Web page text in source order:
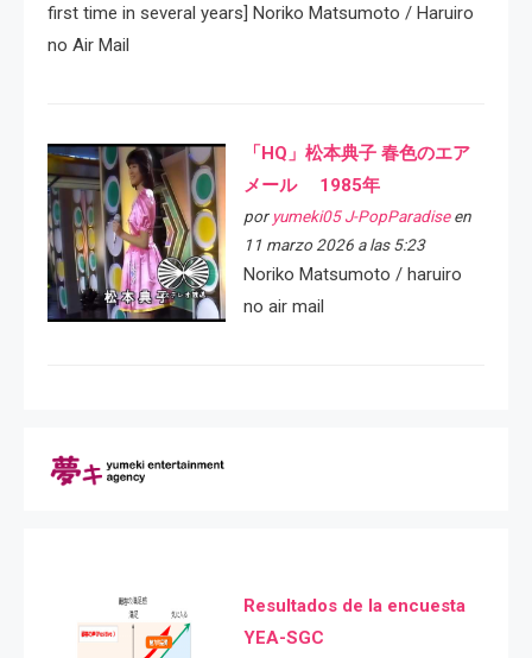
first time in several years] Noriko Matsumoto / Haruiro
no Air Mail
「HQ」松本典子 春色のエア
メール 1985年
por yumeki05 J-PopParadiseen
11 marzo 2026 a las 5:23
Noriko Matsumoto / haruiro
no air mail
Resultados de la encuesta
YEA-SGC